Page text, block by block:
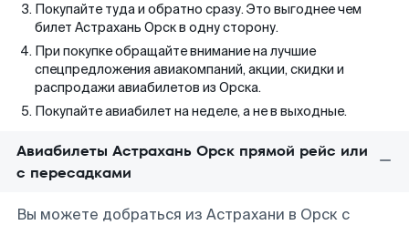
Покупайте туда и обратно сразу. Это выгоднее чем
билет Астрахань Орск в одну сторону.
При покупке обращайте внимание на лучшие
спецпредложения авиакомпаний, акции, скидки и
распродажи авиабилетов из Орска.
Покупайте авиабилет на неделе, а не в выходные.
Авиабилеты Астрахань Орск прямой рейс или
с пересадками
Вы можете добраться из Астрахани в Орск с